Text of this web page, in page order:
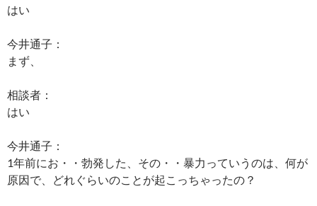
はい
今井通子：
まず、
相談者：
はい
今井通子：
1年前にお・・勃発した、その・・暴力っていうのは、何が
原因で、どれぐらいのことが起こっちゃったの？